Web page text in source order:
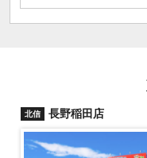
北信 長野稲田店